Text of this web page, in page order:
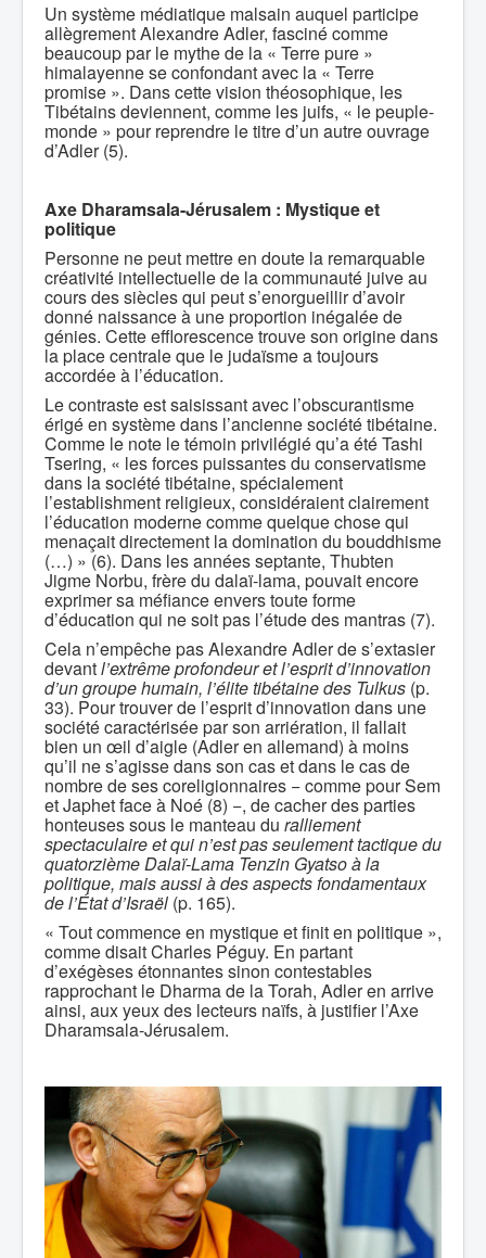
Un système médiatique malsain auquel participe
allègrement Alexandre Adler, fasciné comme
beaucoup par le mythe de la « Terre pure »
himalayenne se confondant avec la « Terre
promise ». Dans cette vision théosophique, les
Tibétains deviennent, comme les juifs, « le peuple-
monde » pour reprendre le titre d’un autre ouvrage
d’Adler (5).
Axe Dharamsala-Jérusalem : Mystique et
politique
Personne ne peut mettre en doute la remarquable
créativité intellectuelle de la communauté juive au
cours des siècles qui peut s’enorgueillir d’avoir
donné naissance à une proportion inégalée de
génies. Cette efflorescence trouve son origine dans
la place centrale que le judaïsme a toujours
accordée à l’éducation.
Le contraste est saisissant avec l’obscurantisme
érigé en système dans l’ancienne société tibétaine.
Comme le note le témoin privilégié qu’a été Tashi
Tsering, « les forces puissantes du conservatisme
dans la société tibétaine, spécialement
l’establishment religieux, considéraient clairement
l’éducation moderne comme quelque chose qui
menaçait directement la domination du bouddhisme
(…) » (6). Dans les années septante, Thubten
Jigme Norbu, frère du dalaï-lama, pouvait encore
exprimer sa méfiance envers toute forme
d’éducation qui ne soit pas l’étude des mantras (7).
Cela n’empêche pas Alexandre Adler de s’extasier
devantl’extrême profondeur et l’esprit d’innovation
d’un groupe humain, l’élite tibétaine des Tulkus (p.
33). Pour trouver de l’esprit d’innovation dans une
société caractérisée par son arriération, il fallait
bien un œil d’aigle (Adler en allemand) à moins
qu’il ne s’agisse dans son cas et dans le cas de
nombre de ses coreligionnaires − comme pour Sem
et Japhet face à Noé (8) −, de cacher des parties
honteuses sous le manteau du ralliement
spectaculaire et qui n’est pas seulement tactique du
quatorzième Dalaï-Lama Tenzin Gyatso à la
politique, mais aussi à des aspects fondamentaux
de l’État d’Israël (p. 165).
« Tout commence en mystique et finit en politique »,
comme disait Charles Péguy. En partant
d’exégèses étonnantes sinon contestables
rapprochant le Dharma de la Torah, Adler en arrive
ainsi, aux yeux des lecteurs naïfs, à justifier l’Axe
Dharamsala-Jérusalem.